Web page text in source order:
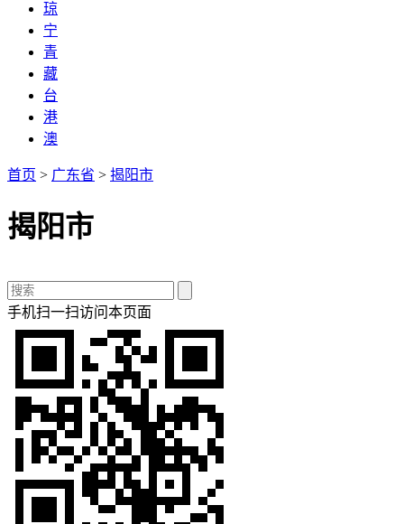
琼
宁
青
藏
台
港
澳
首页 > 广东省 > 揭阳市
揭阳市
手机扫一扫访问本页面